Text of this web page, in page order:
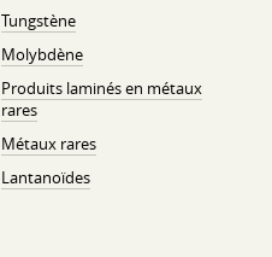
Tungstène
Molybdène
Produits laminés en métaux
rares
Métaux rares
Lantanoïdes